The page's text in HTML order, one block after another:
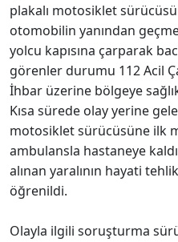
plakalı motosiklet
otomobilin yanından
yolcu kapısına çarparak
görenler durumu 112 Acil
İhbar üzerine bölgeye
Kısa sürede olay yerine
motosiklet sürücüsüne ilk
ambulansla hastaneye
alınan yaralının hayati
öğrenildi.
Olayla ilgili soruşturma